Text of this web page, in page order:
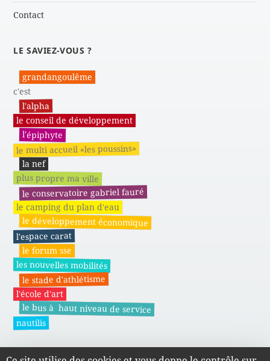
Contact
LE SAVIEZ-VOUS ?
grandangoulême
c'est
l'alpha
le conseil de développement
l'épiphyte
le multi accueil «les poussins»
la nef
plus propre ma ville
le conservatoire gabriel fauré
le camping du plan d'eau
le développement économique
l'espace carat
le forum sse
les nouvelles mobilités
le stade d'athlétisme
l'école d'art
le bus à haut niveau de service
nautilis